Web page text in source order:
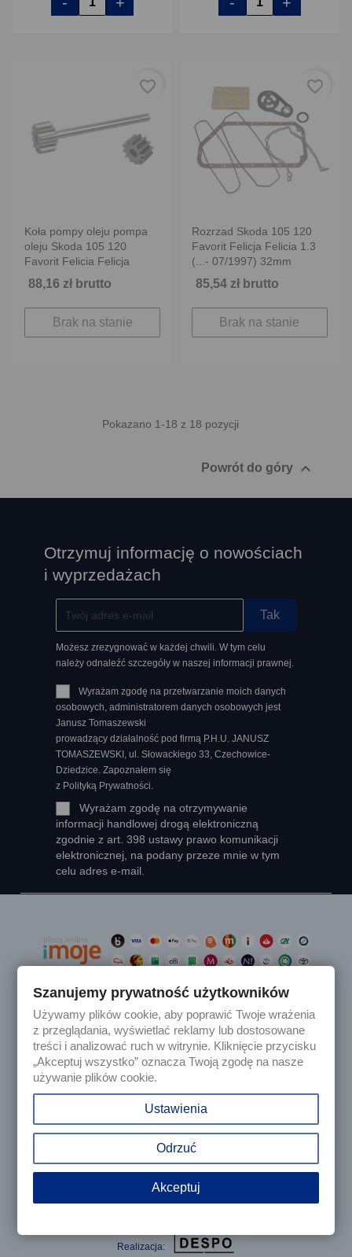
Koła pompy oleju pompa
oleju Skoda 105 120
Favorit Felicia Felicja
88,16 zł brutto
Brak na stanie
favorite_border
Rozrzad Skoda 105 120
Favorit Felicja Felicia 1.3
(...- 07/1997) 32mm
85,54 zł brutto
Brak na stanie
favorite_border
Pokazano 1-18 z 18 pozycji
Powrót do góry 
Otrzymuj informację o nowościach
i wyprzedażach
Możesz zrezygnować w każdej chwili. W tym celu
należy odnaleźć szczegóły w naszej informacji prawnej.
Wyrażam zgodę na przetwarzanie moich danych
osobowych, administratorem danych osobowych jest
Janusz Tomaszewski
prowadzący działalność pod firmą P.H.U. JANUSZ
TOMASZEWSKI, ul. Słowackiego 33, Czechowice-
Dziedzice. Zapoznałem się
z Polityką Prywatności.
Wyrażam zgodę na otrzymywanie
informacji handlowej drogą elektroniczną
zgodnie z art. 398 ustawy prawo komunikacji
elektronicznej, na podany przeze mnie w tym
celu adres e-mail.
Produkty 
Nasza firma 
© 2025 - Sklep internetowy Tomczesci.pl. Wszelkie prawa
Realizacja:
Szanujemy prywatność użytkowników
Używamy plików cookie, aby poprawić Twoje wrażenia
z przeglądania, wyświetlać reklamy lub dostosowane
treści i analizować ruch w witrynie. Kliknięcie przycisku
„Akceptuj wszystko” oznacza Twoją zgodę na nasze
używanie plików cookie.
Ustawienia
Odrzuć
Akceptuj